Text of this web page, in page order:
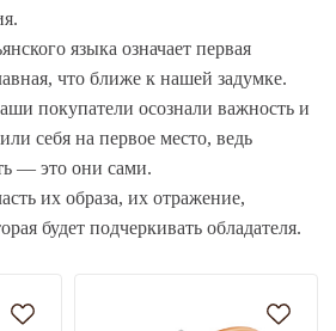
языка означает первая
что ближе к нашей задумке.
покупатели осознали важность и
себя на первое место, ведь
— это они сами.
их образа, их отражение,
будет подчеркивать обладателя.